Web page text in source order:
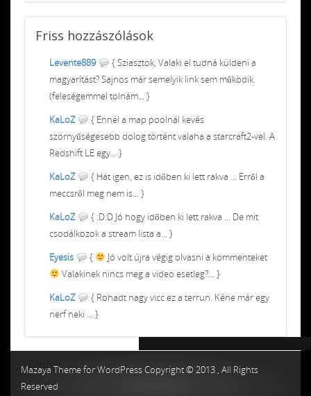
Friss hozzászólások
Levente889
{ Sziasztok, Valaki el tudná küldeni a
magyarítást? Sajnos már semelyik link sem működik.
(feleségemmel tolnám... }
KaLoZ
{ Ennél a map poolnál kevés
szörnyűségesebb dolog történt valaha a starcraft2-vel. A
Redshift LE egy... }
KaLoZ
{ Hát igen, ez is időben ki lett rakva ... Erről a
meccsről meg nem is... }
KaLoZ
{ :D:D Jó hogy időben ki lett rakva ... De mit
csodálkozok a stream lista a... }
Eyesis
{
Jó volt újra végig olvasni a kommenteket
Valakinek nincs meg a video esetleg?... }
KaLoZ
{ Rohadt nagy vicc ez a terrun. Kéne már egy
nerf neki ... }
Mazaya Theme for WordPress Copyright © 2013 , All Rights
Reserved